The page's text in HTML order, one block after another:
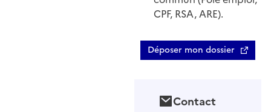
CPF, RSA, ARE).
Déposer mon dossier
Contact